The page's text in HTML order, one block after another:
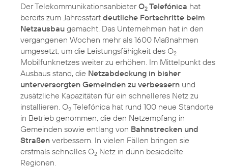
Der TelekommunikationsanbieterO2 Telefónica hat
bereits zum Jahresstart deutliche Fortschritte beim
Netzausbau gemacht. Das Unternehmen hat in den
vergangenen Wochen mehr als 1600 Maßnahmen
umgesetzt, um die Leistungsfähigkeit des O2
Mobilfunknetzes weiter zu erhöhen. Im Mittelpunkt des
Ausbaus stand, die Netzabdeckung in bisher
unterversorgten Gemeinden zu verbessern und
zusätzliche Kapazitäten für ein schnelleres Netz zu
installieren. O2 Telefónica hat rund 100 neue Standorte
in Betrieb genommen, die den Netzempfang in
Gemeinden sowie entlang von Bahnstrecken und
Straßen verbessern. In vielen Fällen bringen sie
erstmals schnelles O2 Netz in dünn besiedelte
Regionen.